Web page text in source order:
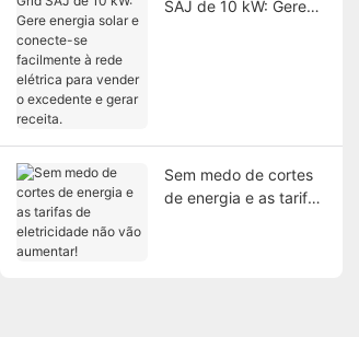
SAJ de 10 kW: Gere
Sem medo de cortes
de energia e as tarifas